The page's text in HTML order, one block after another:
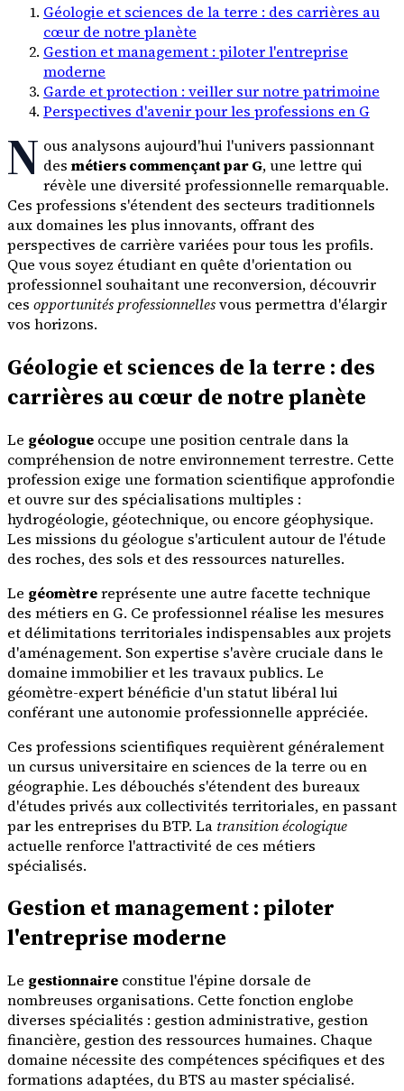
Géologie et sciences de la terre : des carrières au
cœur de notre planète
Gestion et management : piloter l'entreprise
moderne
Garde et protection : veiller sur notre patrimoine
Perspectives d'avenir pour les professions en G
N ous analysons aujourd'hui l'univers passionnant
desmétiers commençant par G, une lettre qui
révèle une diversité professionnelle remarquable.
Ces professions s'étendent des secteurs traditionnels
aux domaines les plus innovants, offrant des
perspectives de carrière variées pour tous les profils.
Que vous soyez étudiant en quête d'orientation ou
professionnel souhaitant une reconversion, découvrir
ces opportunités professionnellesvous permettra d'élargir
vos horizons.
Géologie et sciences de la terre : des
carrières au cœur de notre planète
Le géologue occupe une position centrale dans la
compréhension de notre environnement terrestre. Cette
profession exige une formation scientifique approfondie
et ouvre sur des spécialisations multiples :
hydrogéologie, géotechnique, ou encore géophysique.
Les missions du géologue s'articulent autour de l'étude
des roches, des sols et des ressources naturelles.
Le géomètrereprésente une autre facette technique
des métiers en G. Ce professionnel réalise les mesures
et délimitations territoriales indispensables aux projets
d'aménagement. Son expertise s'avère cruciale dans le
domaine immobilier et les travaux publics. Le
géomètre-expert bénéficie d'un statut libéral lui
conférant une autonomie professionnelle appréciée.
Ces professions scientifiques requièrent généralement
un cursus universitaire en sciences de la terre ou en
géographie. Les débouchés s'étendent des bureaux
d'études privés aux collectivités territoriales, en passant
par les entreprises du BTP. La transition écologique
actuelle renforce l'attractivité de ces métiers
spécialisés.
Gestion et management : piloter
l'entreprise moderne
Le gestionnaire constitue l'épine dorsale de
nombreuses organisations. Cette fonction englobe
diverses spécialités : gestion administrative, gestion
financière, gestion des ressources humaines. Chaque
domaine nécessite des compétences spécifiques et des
formations adaptées, du BTS au master spécialisé.